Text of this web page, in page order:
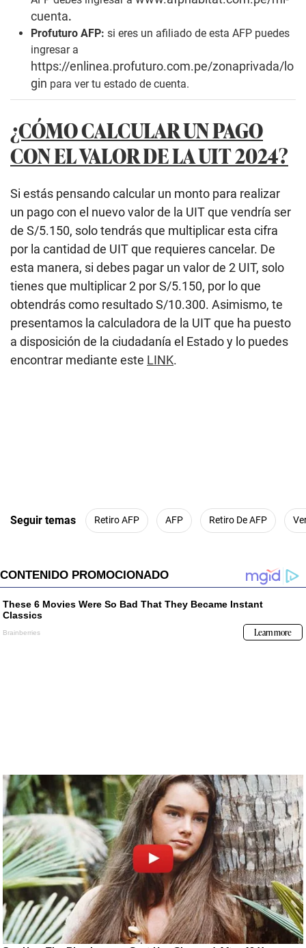
cuenta.
Profuturo AFP: si eres un afiliado de esta AFP puedes
ingresar a
https://enlinea.profuturo.com.pe/zonaprivada/lo
gin para ver tu estado de cuenta.
¿CÓMO CALCULAR UN PAGO
CON EL VALOR DE LA UIT 2024?
Si estás pensando calcular un monto para realizar
un pago con el nuevo valor de la UIT que vendría ser
de S/5.150, solo tendrás que multiplicar esta cifra
por la cantidad de UIT que requieres cancelar. De
esta manera, si debes pagar un valor de 2 UIT, solo
tienes que multiplicar 2 por S/5.150, por lo que
obtendrás como resultado S/10.300. Asimismo, te
presentamos la calculadora de la UIT que ha puesto
a disposición de la ciudadanía el Estado y lo puedes
encontrar mediante este LINK.
Seguir temas Retiro AFP AFP Retiro De AFP